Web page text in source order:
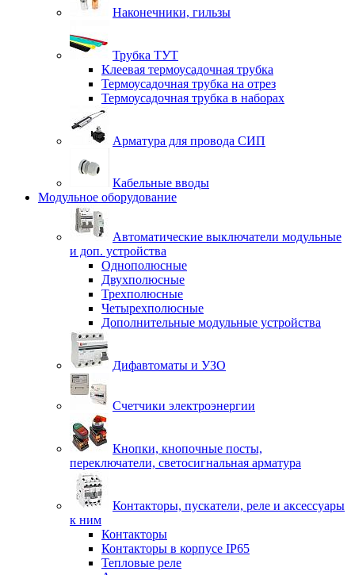
Наконечники, гильзы
Трубка ТУТ
Клеевая термоусадочная трубка
Термоусадочная трубка на отрез
Термоусадочная трубка в наборах
Арматура для провода СИП
Кабельные вводы
Модульное оборудование
Автоматические выключатели модульные
и доп. устройства
Однополюсные
Двухполюсные
Трехполюсные
Четырехполюсные
Дополнительные модульные устройства
Дифавтоматы и УЗО
Счетчики электроэнергии
Кнопки, кнопочные посты,
переключатели, светосигнальная арматура
Контакторы, пускатели, реле и аксессуары
к ним
Контакторы
Контакторы в корпусе IP65
Тепловые реле